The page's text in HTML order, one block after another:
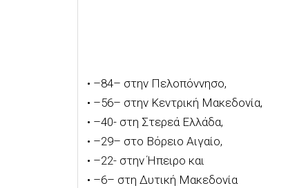
• –84– στην Πελοπόννησο,
• –56– στην Κεντρική Μακεδονία,
• –40- στη Στερεά Ελλάδα,
• –29– στο Βόρειο Αιγαίο,
• –22- στην Ήπειρο και
• –6– στη Δυτική Μακεδονία